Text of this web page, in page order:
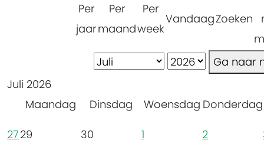
Per
jaar
Per
maand
Per
week
VandaagZoeken
Ga naar
Juli 2026
Maandag
Dinsdag Woensdag Donderdag
2729 30 1 2